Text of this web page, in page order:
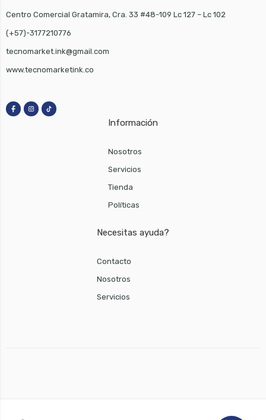
Centro Comercial Gratamira, Cra. 33 #48-109 Lc 127 – Lc 102
(+57)-3177210776
tecnomarket.ink@gmail.com
www.tecnomarketink.co
Información
Nosotros
Servicios
Tienda
Políticas
Necesitas ayuda?
Contacto
Nosotros
Servicios